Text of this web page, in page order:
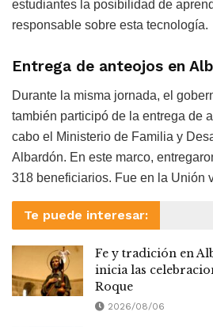
estudiantes la posibilidad de
responsable sobre esta tecnología.
Entrega de anteojos en
Durante la misma jornada, el
también participó de la entrega de
cabo el Ministerio de Familia y
Albardón. En este marco,
318 beneficiarios. Fue en la Unión
Te puede interesar:
Fe y tradición en
inicia las
Roque
2026/08/06